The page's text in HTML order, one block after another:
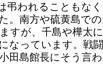
弔われることもな
。南方や硫黄島で
すが、千島や樺太
なっています。戦
田島館長にそう言